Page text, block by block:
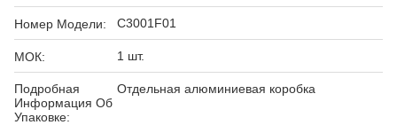
Номер Модели: C3001F01
МОК: 1 шт.
Подробная
Информация Об
Упаковке:
Отдельная алюминиевая коробка